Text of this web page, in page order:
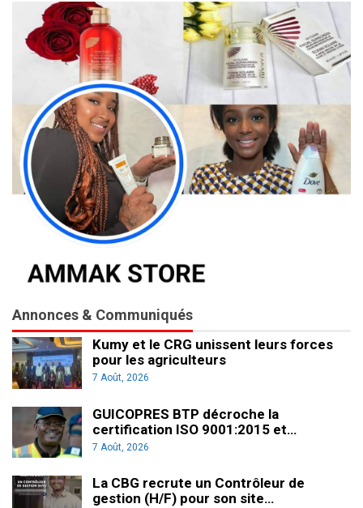
Annonces & Communiqués
Kumy et le CRG unissent leurs forces
pour les agriculteurs
7 Août, 2026
GUICOPRES BTP décroche la
certification ISO 9001:2015 et…
7 Août, 2026
La CBG recrute un Contrôleur de
gestion (H/F) pour son site…